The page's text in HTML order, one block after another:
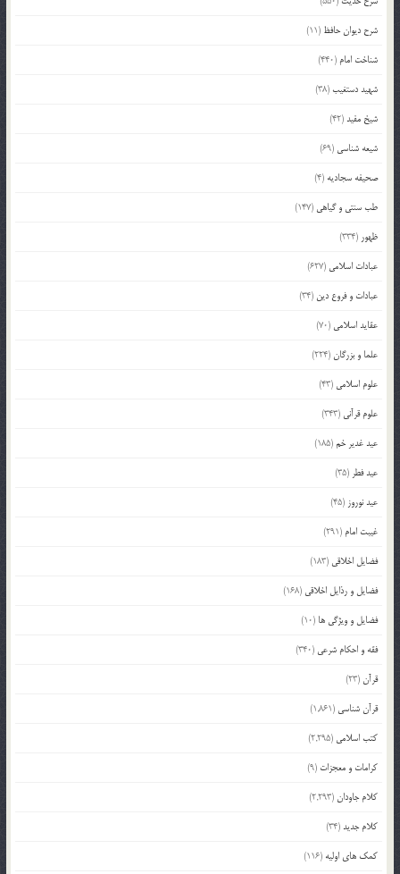
شرح دیوان حافظ (11)
شناخت امام (440)
شهید دستغیب(38)
شیخ مفید(42)
شیعه شناسی (69)
صحیفه سجادیه (4)
طب سنتی و گیاهی (147)
ظهور (334)
عبادات اسلامی (627)
عبادات و فروع دین (34)
عقاید اسلامی (70)
علما و بزرگان(224)
علوم اسلامی (43)
علوم قرآنی (343)
عید غدیر خم(185)
عید فطر (35)
عید نوروز (45)
غیبت امام (291)
فضایل اخلاقی (183)
فضایل و رذایل اخلاقی (168)
فضایل و ویژگی ها (10)
فقه و احکام شرعی (340)
قرآن(23)
قرآن شناسی (1,861)
کتب اسلامی (2,295)
کرامات و معجزات (9)
کلام جاودان(2,293)
کلام جدید(34)
کمک های اولیه (116)